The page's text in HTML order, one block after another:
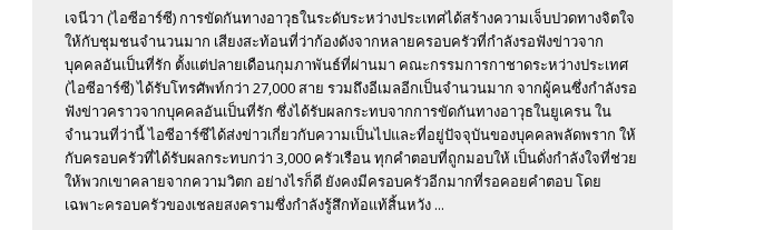
เจนีวา (ไอซีอาร์ซี) การขัดกันทางอาวุธในระดับระหว่างประเทศได้สร้างความเจ็บปวดทางจิตใจ
ให้กับชุมชนจำนวนมาก เสียงสะท้อนที่ว่าก้องดังจากหลายครอบครัวที่กำลังรอฟังข่าวจาก
บุคคลอันเป็นที่รัก ตั้งแต่ปลายเดือนกุมภาพันธ์ที่ผ่านมา คณะกรรมการกาชาดระหว่างประเทศ
(ไอซีอาร์ซี) ได้รับโทรศัพท์กว่า 27,000 สาย รวมถึงอีเมลอีกเป็นจำนวนมาก จากผู้คนซึ่งกำลังรอ
ฟังข่าวคราวจากบุคคลอันเป็นที่รัก ซึ่งได้รับผลกระทบจากการขัดกันทางอาวุธในยูเครน ใน
จำนวนที่ว่านี้ ไอซีอาร์ซีได้ส่งข่าวเกี่ยวกับความเป็นไปและที่อยู่ปัจจุบันของบุคคลพลัดพราก ให้
กับครอบครัวที่ได้รับผลกระทบกว่า 3,000 ครัวเรือน ทุกคำตอบที่ถูกมอบให้ เป็นดั่งกำลังใจที่ช่วย
ให้พวกเขาคลายจากความวิตก อย่างไรก็ดี ยังคงมีครอบครัวอีกมากที่รอคอยคำตอบ โดย
เฉพาะครอบครัวของเชลยสงครามซึ่งกำลังรู้สึกท้อแท้สิ้นหวัง ...